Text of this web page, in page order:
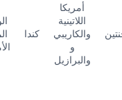
كندا
أمريكا
اللاتينية
والكاريبي
و
والبرازيل